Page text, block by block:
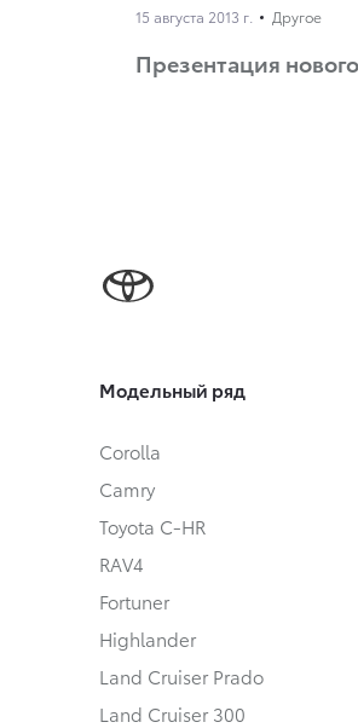
15 августа 2013 г. Другое
Презентация
Модельный ряд
Corolla
Camry
Toyota C-HR
RAV4
Fortuner
Highlander
Land Cruiser Prado
Land Cruiser 300